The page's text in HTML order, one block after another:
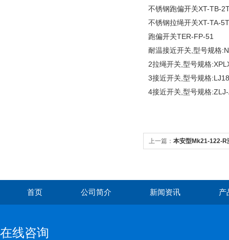
不锈钢跑偏开关XT-TB-
不锈钢拉绳开关XT-TA-5T
跑偏开关TER-FP-51
耐温接近开关 型号规格
2拉绳开关 型号规格
3接近开关 型号规格
4接近开关 型号规格
上一篇： 本安型Mk21-122-R
首页 公司简介 新闻资讯 产
在线咨询